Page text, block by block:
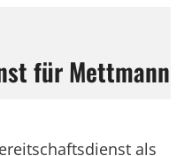
für Mettmann
als